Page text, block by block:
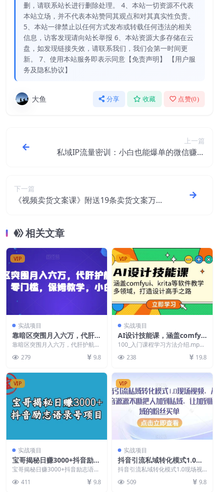
删，请联系站长进行删除处理。 4、本站一切资源不代表
本站立场，并不代表本站赞同其观点和对其真实性负责。
5、本站一律禁止以任何方式发布或转载任何违法的相关
信息，访客发现请向站长举报 6、本站资源大多存储在云
盘，如发现链接失效，请联系我们，我们会第一时间更
新。 7、使用本站服务即表示同意【免责声明】 【用户服
务及隐私协议】
大鱼 分享 收藏 点赞(0)
上一篇
私域IP流量密训：小白也能爆单的微信赚钱
下一篇
《视频卖货文案课》附送19条卖货文案万能
相关文章
VIP
实战项目
靠暗区突围月入六万，代肝护
航多种变现，零门槛，保姆教
学，小白必入【揭秘】
靠暗区突围月入六万，代肝护航多
必入【揭秘】 课程内...
279 9.8
VIP
实战项目
AI设计技能课，涵盖comfyu
i、krita等软件教学，多领
域，打造设计高手之路
100_入门课程学习方法介绍.mp4
mp4...
238 19.8
VIP
实战项目
宝哥揭秘日赚3000+抖音励志
语录号短视频变现项目
宝哥揭秘日赚3000+抖音励志语录
号短视频变现项目 今天拆解一个
制作难度低、受众...
411 9.8
VIP
实战项目
抖音引流私域转化模式1.0现
场视频，从抖音源源不断把人
加到私域，让加到私域的粉丝
买单
抖音引流私域转化模式1.0现场视
频，从抖音源源不断把人加到私
域，让加到私域的粉丝...
509 9.8